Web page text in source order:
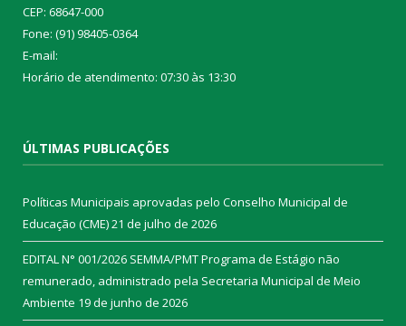
CEP: 68647-000
Fone: (91) 98405-0364
E-mail:
Horário de atendimento: 07:30 às 13:30
ÚLTIMAS PUBLICAÇÕES
Políticas Municipais aprovadas pelo Conselho Municipal de
Educação (CME)21 de julho de 2026
EDITAL N° 001/2026 SEMMA/PMT Programa de Estágio não
remunerado, administrado pela Secretaria Municipal de Meio
Ambiente 19 de junho de 2026